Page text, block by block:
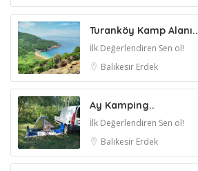
Turanköy Kamp Alanı..
İlk Değerlendiren Sen ol!
Balıkesir Erdek
Ay Kamping..
İlk Değerlendiren Sen ol!
Balıkesir Erdek